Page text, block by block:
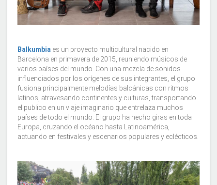
Balkumbia es un proyecto multicultural nacido en
Barcelona en primavera de 2015, reuniendo músicos de
varios países del mundo. Con una mezcla de sonidos
influenciados por los orígenes de sus integrantes, el grupo
fusiona principalmente melodías balcánicas con ritmos
latinos, atravesando continentes y culturas, transportando
el publico en un viaje imaginario que entrelaza muchos
países de todo el mundo. El grupo ha hecho giras en toda
Europa, cruzando el océano hasta Latinoamérica,
actuando en festivales y escenarios populares y eclécticos.